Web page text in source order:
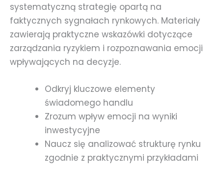
systematyczną strategię opartą na
faktycznych sygnałach rynkowych. Materiały
zawierają praktyczne wskazówki dotyczące
zarządzania ryzykiem i rozpoznawania emocji
wpływających na decyzje.
Odkryj kluczowe elementy
świadomego handlu
Zrozum wpływ emocji na wyniki
inwestycyjne
Naucz się analizować strukturę rynku
zgodnie z praktycznymi przykładami